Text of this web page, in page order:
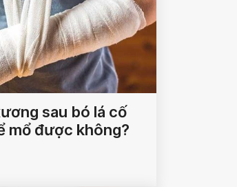
sau bó lá cố
mổ được không?